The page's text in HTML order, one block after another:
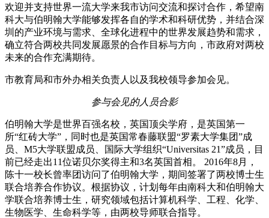
欢迎并支持世界一流大学来我市访问交流和探讨合作，希望南
科大与伯明翰大学能够发挥各自的学术和科研优势，并结合深
圳的产业环境与需求、全球化进程中的世界发展趋势和需求，
确立符合两校共同发展愿景的合作目标与方向，市政府对两校
未来的合作充满期待。
市教育局和市外办相关负责人以及我校领导参加会见。
参与会见的人员合影
伯明翰大学是世界百强名校，英国顶尖学府，是英国第一
所“红砖大学”，同时也是英国常春藤联盟“罗素大学集团”成
员、M5大学联盟成员、国际大学组织“Universitas 21”成员，目
前已经走出11位诺贝尔奖得主和3名英国首相。 2016年8月，
陈十一校长曾率团访问了伯明翰大学，期间签署了两校博士生
联合培养合作协议。根据协议，计划每年由南科大和伯明翰大
学联合培养博士生，研究领域包括计算机科学、工程、化学、
生物医学、生命科学等，由两校导师联合指导。